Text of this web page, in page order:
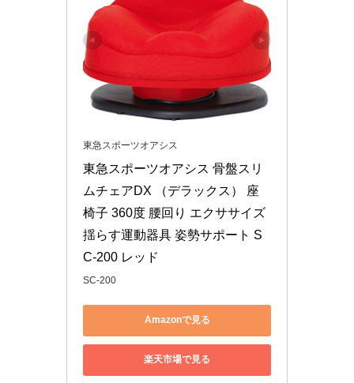
東急スポーツオアシス
東急スポーツオアシス 骨盤スリ
ムチェアDX （デラックス） 座
椅子 360度 腰回り エクササイズ
揺らす運動器具 姿勢サポート S
C-200 レッド
SC-200
Amazonで見る
楽天市場で見る